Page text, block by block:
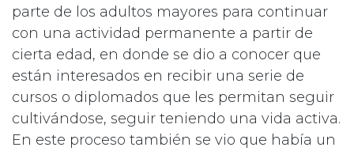
parte de los adultos mayores para continuar
con una actividad permanente a partir de
cierta edad, en donde se dio a conocer que
están interesados en recibir una serie de
cursos o diplomados que les permitan seguir
cultivándose, seguir teniendo una vida activa.
En este proceso también se vio que había un